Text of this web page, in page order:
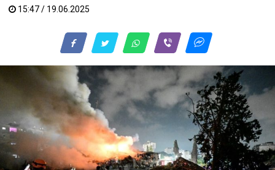
15:47 / 19.06.2025